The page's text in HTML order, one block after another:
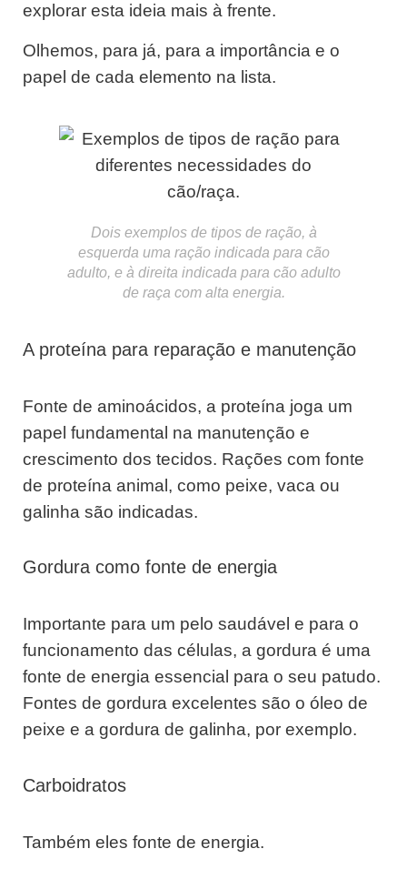
explorar esta ideia mais à frente.
Olhemos, para já, para a importância e o
papel de cada elemento na lista.
Dois exemplos de tipos de ração, à
esquerda uma ração indicada para cão
adulto, e à direita indicada para cão adulto
de raça com alta energia.
A proteína para reparação e manutenção
Fonte de aminoácidos, a proteína joga um
papel fundamental na manutenção e
crescimento dos tecidos. Rações com fonte
de proteína animal, como peixe, vaca ou
galinha são indicadas.
Gordura como fonte de energia
Importante para um pelo saudável e para o
funcionamento das células, a gordura é uma
fonte de energia essencial para o seu patudo.
Fontes de gordura excelentes são o óleo de
peixe e a gordura de galinha, por exemplo.
Carboidratos
Também eles fonte de energia.